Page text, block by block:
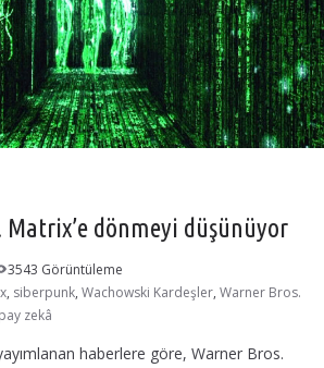
Matrix’e dönmeyi düşünüyor
3543 Görüntüleme
, siberpunk, Wachowski Kardeşler, Warner Bros.
zekâ
haberlere göre, Warner Bros.